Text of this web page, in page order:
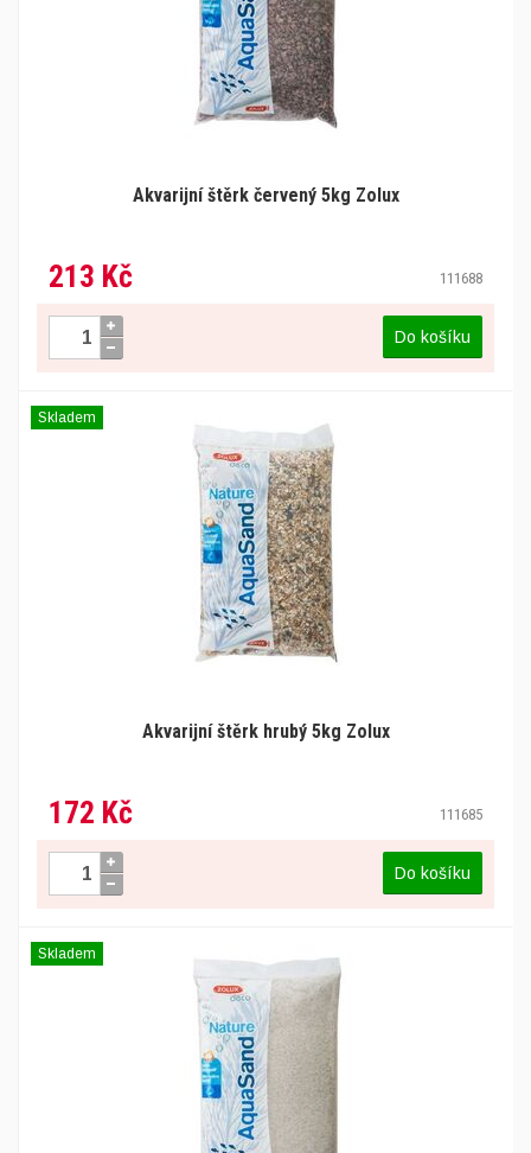
Akvarijní štěrk červený 5kg Zolux
213 Kč 111688
Do košíku
Akvarijní štěrk hrubý 5kg Zolux
172 Kč 111685
Skladem
Do košíku
Skladem